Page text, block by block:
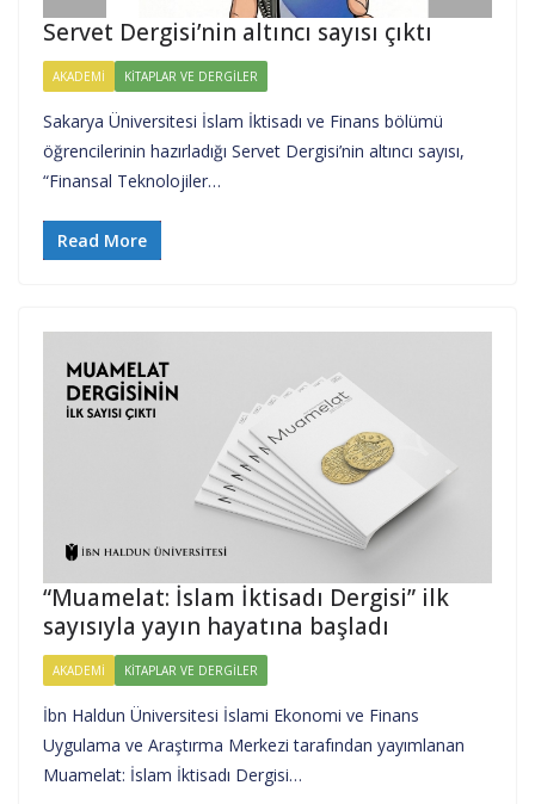
Servet Dergisi’nin altıncı sayısı çıktı
AKADEMI KITAPLAR VE DERGILER
Sakarya Üniversitesi İslam İktisadı ve Finans bölümü
öğrencilerinin hazırladığı Servet Dergisi’nin altıncı sayısı,
“Finansal Teknolojiler…
Read More
“Muamelat: İslam İktisadı Dergisi” ilk
sayısıyla yayın hayatına başladı
AKADEMI KITAPLAR VE DERGILER
İbn Haldun Üniversitesi İslami Ekonomi ve Finans
Uygulama ve Araştırma Merkezi tarafından yayımlanan
Muamelat: İslam İktisadı Dergisi…